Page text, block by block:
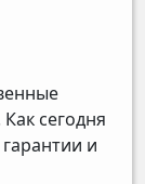
сегодня
и